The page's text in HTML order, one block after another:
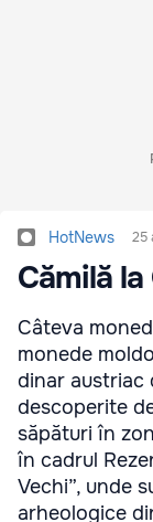
HotNews 25
Cămilă
Câteva
monede
dinar austriac
descoperite
săpături în
în cadrul
Vechi”, unde
arheologice